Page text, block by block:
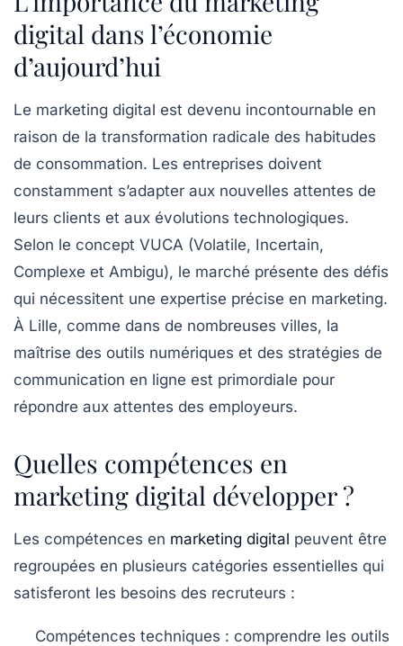
digital dans l’économie
d’aujourd’hui
Le marketing digital est devenu incontournable en
raison de la transformation radicale des habitudes
de consommation. Les entreprises doivent
constamment s’adapter aux nouvelles attentes de
leurs clients et aux évolutions technologiques.
Selon le concept VUCA (Volatile, Incertain,
Complexe et Ambigu), le marché présente des défis
qui nécessitent une expertise précise en marketing.
À Lille, comme dans de nombreuses villes, la
maîtrise des outils numériques et des stratégies de
communication en ligne est primordiale pour
répondre aux attentes des employeurs.
Quelles compétences en
marketing digital développer ?
Les compétences en marketing digital peuvent être
regroupées en plusieurs catégories essentielles qui
satisferont les besoins des recruteurs :
Compétences techniques : comprendre les outils